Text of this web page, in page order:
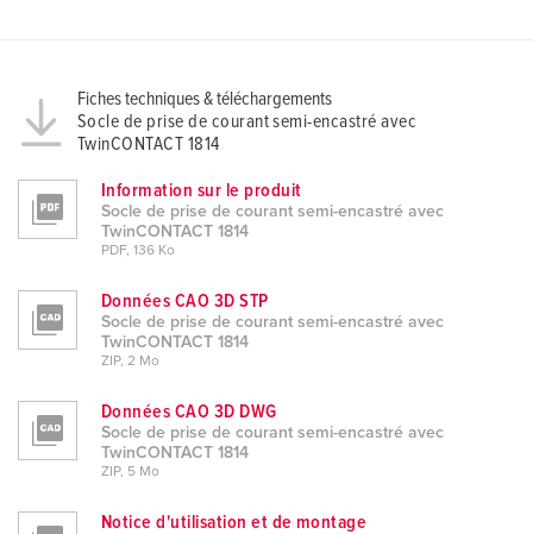
Fiches techniques & téléchargements
Socle de prise de courant semi-encastré avec
TwinCONTACT 1814
Information sur le produit
Socle de prise de courant semi-encastré avec
TwinCONTACT 1814
PDF, 136 Ko
Données CAO 3D STP
Socle de prise de courant semi-encastré avec
TwinCONTACT 1814
ZIP, 2 Mo
Données CAO 3D DWG
Socle de prise de courant semi-encastré avec
TwinCONTACT 1814
ZIP, 5 Mo
Notice d'utilisation et de montage